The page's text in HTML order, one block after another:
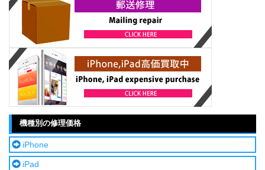
機種別の修理価格
iPhone
iPad